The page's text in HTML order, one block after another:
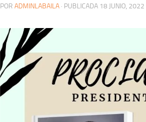
POR ADMINLABAILA · PUBLICADA 18 JUNIO, 2022